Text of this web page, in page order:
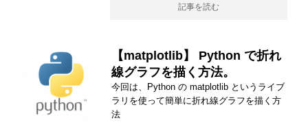
記事を読む
【matplotlib】 Python で折れ
線グラフを描く方法。
今回は、Python の matplotlib というライブ
ラリを使って簡単に折れ線グラフを描く方
法